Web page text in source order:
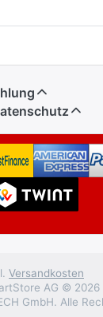
Versandkosten
AG © 2026
GmbH. Alle